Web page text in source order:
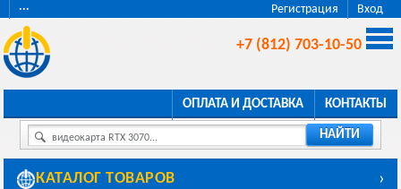
Регистрация Вход
···
+7 (812) 703-10-50
ОПЛАТА И ДОСТАВКА КОНТАКТЫ
видеокарта RTX 3070... НАЙТИ
КАТАЛОГ ТОВАРОВ ›